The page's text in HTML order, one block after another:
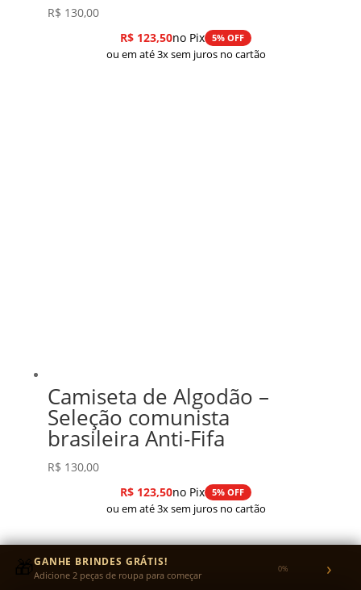
R$ 130,00
R$ 123,50no Pix 5% OFF
ou em até 3x sem juros no cartão
Camiseta de Algodão –
Seleção comunista
brasileira Anti-Fifa
R$ 130,00
R$ 123,50no Pix 5% OFF
ou em até 3x sem juros no cartão
🎁GANHE BRINDES GRÁTIS!
Adicione 2 peças de roupa para começar 0% ›